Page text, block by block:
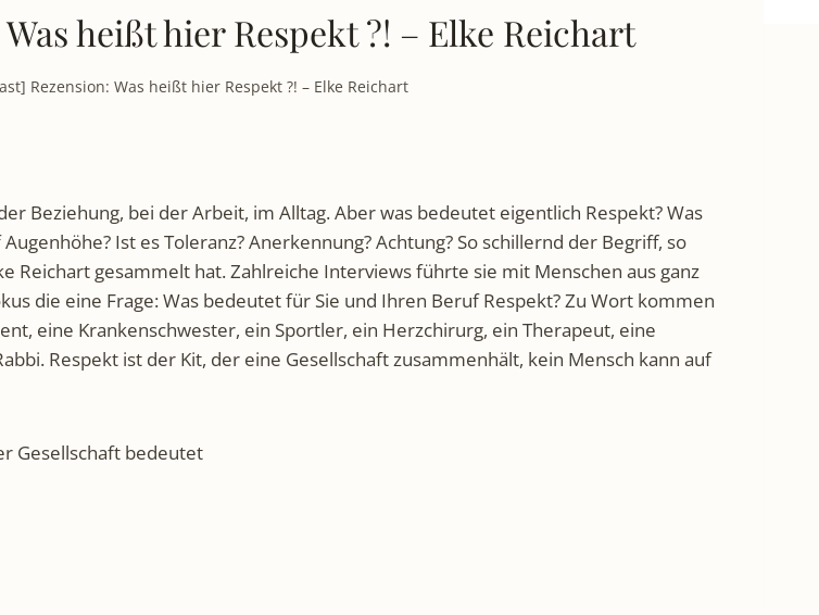
heißt hier Respekt ?! – Elke Reichart
Rezension: Was heißt hier Respekt ?! – Elke Reichart
Beziehung, bei der Arbeit, im Alltag. Aber was bedeutet eigentlich Respekt? Was
Ist es Toleranz? Anerkennung? Achtung? So schillernd der Begriff, so
Reichart gesammelt hat. Zahlreiche Interviews führte sie mit Menschen aus ganz
die eine Frage: Was bedeutet für Sie und Ihren Beruf Respekt? Zu Wort kommen
eine Krankenschwester, ein Sportler, ein Herzchirurg, ein Therapeut, eine
Respekt ist der Kit, der eine Gesellschaft zusammenhält, kein Mensch kann auf
Gesellschaft bedeutet